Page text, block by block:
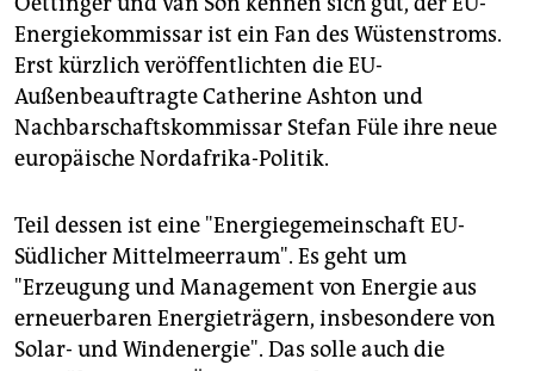
Energiekommissar ist ein Fan des Wüstenstroms.
Erst kürzlich veröffentlichten die EU-
Außenbeauftragte Catherine Ashton und
Nachbarschaftskommissar Stefan Füle ihre neue
europäische Nordafrika-Politik.
Teil dessen ist eine "Energiegemeinschaft EU-
Südlicher Mittelmeerraum". Es geht um
"Erzeugung und Management von Energie aus
erneuerbaren Energieträgern, insbesondere von
Solar- und Windenergie". Das solle auch die